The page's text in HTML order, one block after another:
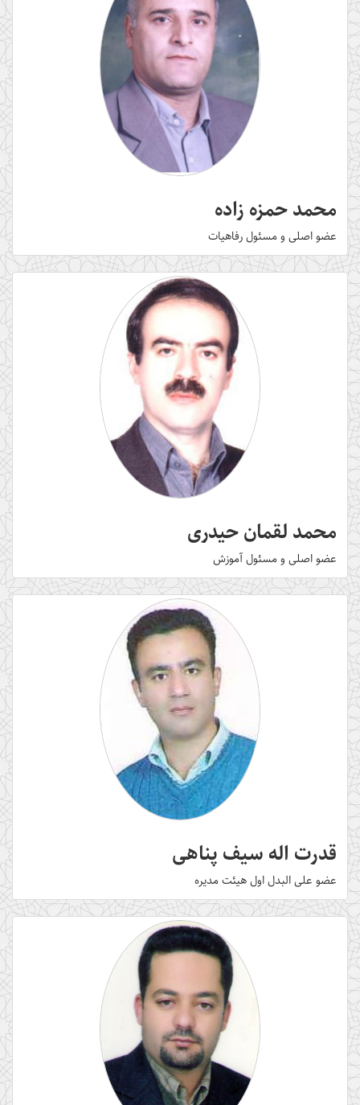
محمد حمزه زاده
عضو اصلی و مسئول رفاهیات
محمد لقمان حیدری
عضو اصلی و مسئول آموزش
قدرت اله سیف پناهی
عضو علی البدل اول هیئت مدیره